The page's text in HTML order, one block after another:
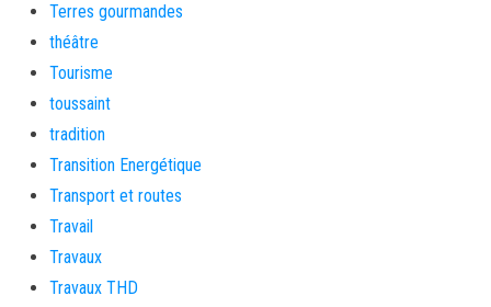
Terres gourmandes
théâtre
Tourisme
toussaint
tradition
Transition Energétique
Transport et routes
Travail
Travaux
Travaux THD